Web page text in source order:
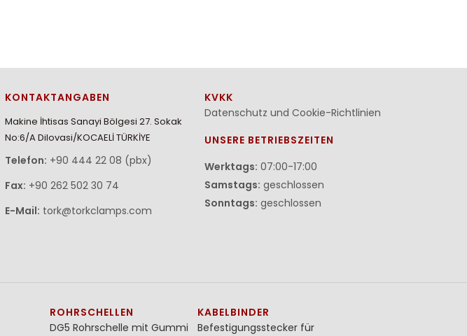
KONTAKTANGABEN
Makine İhtisas Sanayi Bölgesi 27. Sokak
No:6/A Dilovasi/KOCAELİ TÜRKİYE
Telefon: +90 444 22 08 (pbx)
Fax: +90 262 502 30 74
E-Mail: tork@torkclamps.com
KVKK
Datenschutz und Cookie-Richtlinien
UNSERE BETRIEBSZEITEN
Werktags: 07:00-17:00
Samstags: geschlossen
Sonntags: geschlossen
ROHRSCHELLEN
DG5 Rohrschelle mit Gummi
KABELBINDER
Befestigungsstecker für